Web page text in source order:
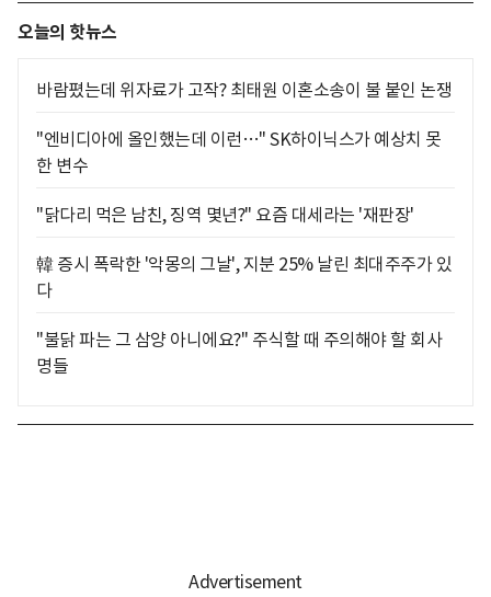
오늘의 핫뉴스
바람폈는데 위자료가 고작? 최태원 이혼소송이 불 붙인 논쟁
"엔비디아에 올인했는데 이런…" SK하이닉스가 예상치 못
한 변수
"닭다리 먹은 남친, 징역 몇년?" 요즘 대세라는 '재판장'
韓 증시 폭락한 '악몽의 그날', 지분 25% 날린 최대주주가 있
다
"불닭 파는 그 삼양 아니에요?" 주식할 때 주의해야 할 회사
명들